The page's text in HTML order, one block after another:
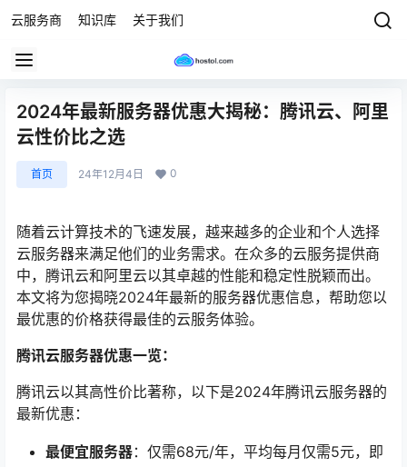
云服务商 知识库 关于我们
2024年最新服务器优惠大揭秘：腾讯云、阿里
云性价比之选
首页 24年12月4日 0
随着云计算技术的飞速发展，越来越多的企业和个人选择
云服务器来满足他们的业务需求。在众多的云服务提供商
中，腾讯云和阿里云以其卓越的性能和稳定性脱颖而出。
本文将为您揭晓2024年最新的服务器优惠信息，帮助您以
最优惠的价格获得最佳的云服务体验。
腾讯云服务器优惠一览：
腾讯云以其高性价比著称，以下是2024年腾讯云服务器的
最新优惠：
最便宜服务器：仅需68元/年，平均每月仅需5元，即